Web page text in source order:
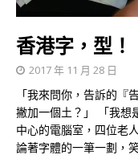
香港字，型！
2017 年 11 月 28 日
「我來問你，告訴的
撇加一個土？」 「我想
中心的電腦室，四位老
論著字體的一筆一劃，